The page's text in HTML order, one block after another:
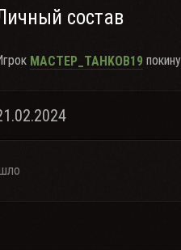
состав
MACTEP_TAHKOB19